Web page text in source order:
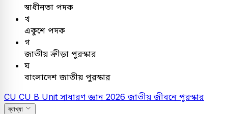
স্বাধীনতা পদক
খ
একুশে পদক
গ
জাতীয় ক্রীড়া পুরস্কার
ঘ
বাংলাদেশ জাতীয় পুরস্কার
CU CU B Unit সাধারণ জ্ঞান 2026জাতীয় জীবনে পুরস্কার
ব্যাখ্যা